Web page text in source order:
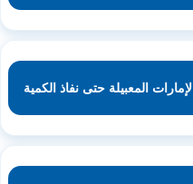
المعبيلة حتى نفاذ الكمية